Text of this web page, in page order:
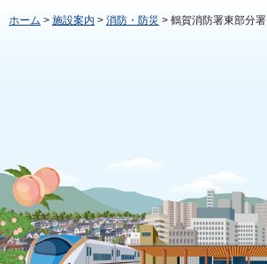
ホーム > 施設案内 > 消防・防災 > 鶴賀消防署東部分署